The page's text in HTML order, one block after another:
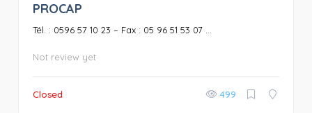
PROCAP
Tél. : 0596 57 10 23 – Fax : 05 96 51 53 07 ...
Not review yet
Closed 499